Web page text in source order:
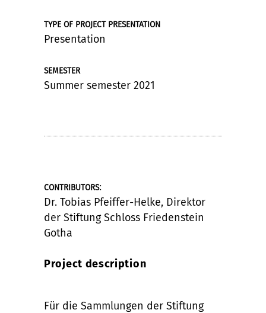
TYPE OF PROJECT PRESENTATION
Presentation
SEMESTER
Summer semester 2021
CONTRIBUTORS:
Dr. Tobias Pfeiffer-Helke, Direktor
der Stiftung Schloss Friedenstein
Gotha
Project description
Für die Sammlungen der Stiftung